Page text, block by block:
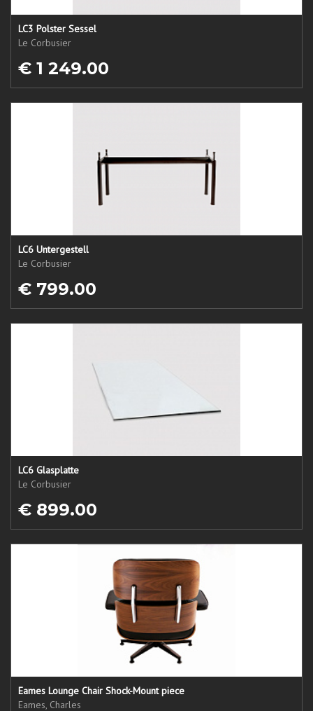
LC3 Polster Sessel
Le Corbusier
€ 1 249.00
LC6 Untergestell
Le Corbusier
€ 799.00
LC6 Glasplatte
Le Corbusier
€ 899.00
Eames Lounge Chair Shock-Mount piece
Eames, Charles